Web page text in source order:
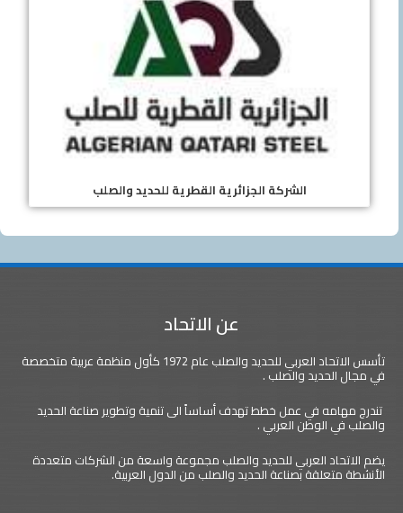
الشركة الجزائرية القطرية للحديد والصلب
عن الاتحاد
تأسس الاتحاد العربي للحديد والصلب عام 1972 كأول منظمة عربية متخصصة
في مجال الحديد والصلب .
تندرج مهامه في عمل خطط تهدف أساساً الى تنمية وتطوير صناعة الحديد
والصلب في الوطن العربي .
يضم الاتحاد العربي للحديد والصلب مجموعة واسعة من الشركات متعددة
الأنشطة متعلقة بصناعة الحديد والصلب من الدول العربية.